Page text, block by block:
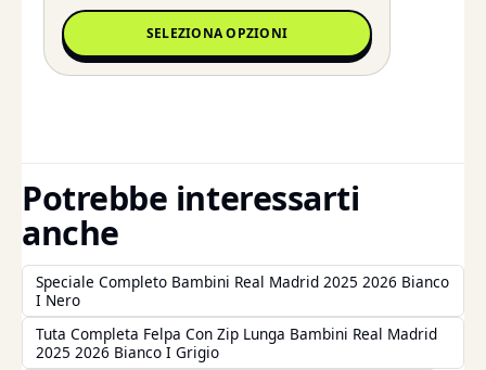
SELEZIONA OPZIONI
Potrebbe interessarti
anche
Speciale Completo Bambini Real Madrid 2025 2026 Bianco
I Nero
Tuta Completa Felpa Con Zip Lunga Bambini Real Madrid
2025 2026 Bianco I Grigio